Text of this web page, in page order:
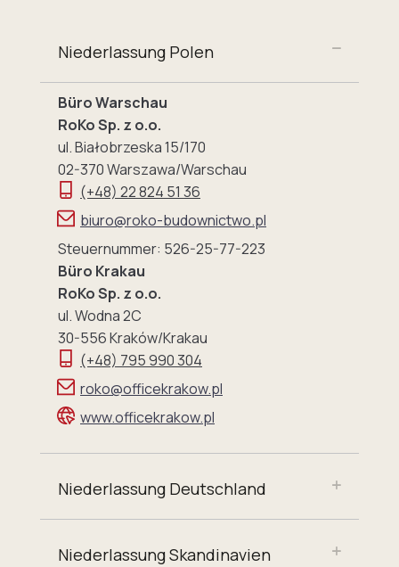
Niederlassung Polen
Büro Warschau
RoKo Sp. z o.o.
ul. Białobrzeska 15/170
02-370 Warszawa/Warschau
(+48) 22 824 51 36
biuro@roko-budownictwo.pl
Steuernummer: 526-25-77-223
Büro Krakau
RoKo Sp. z o.o.
ul. Wodna 2C
30-556 Kraków/Krakau
(+48) 795 990 304
roko@officekrakow.pl
www.officekrakow.pl
Niederlassung Deutschland
Niederlassung Skandinavien